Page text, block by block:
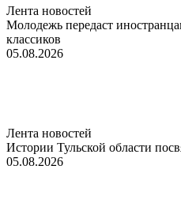
Лента новостей
Молодежь передаст
классиков
05.08.2026
Лента новостей
Истории Тульской области
05.08.2026